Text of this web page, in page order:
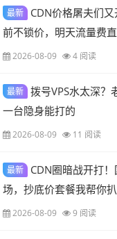
最新
CDN价格屠夫们
前不锁价，明天流量费
2026-08-09 4 阅读
最新 拨号VPS水太深？
一台隐身能打的
2026-08-09 11 阅读
最新
CDN圈暗战开打
场，抄底价套餐我帮你
2026-08-09 9 阅读